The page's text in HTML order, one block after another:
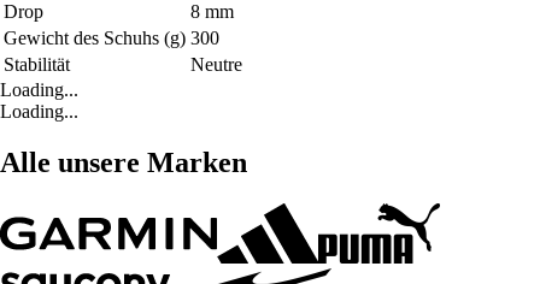
Drop
8 mm
Gewicht des Schuhs (g) 300
Stabilität
Neutre
Loading...
Loading...
Alle unsere Marken